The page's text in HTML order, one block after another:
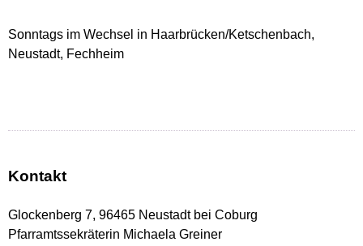
Sonntags im Wechsel in Haarbrücken/Ketschenbach,
Neustadt, Fechheim
Kontakt
Glockenberg 7, 96465 Neustadt bei Coburg
Pfarramtssekräterin Michaela Greiner